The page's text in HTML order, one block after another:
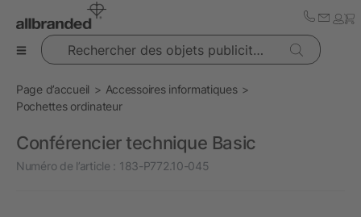
Rechercher des objets publicitaires
Page d’accueil
Accessoires informatiques
Pochettes ordinateur
Conférencier technique Basic
Numéro de l’article : 183-P772.10-045